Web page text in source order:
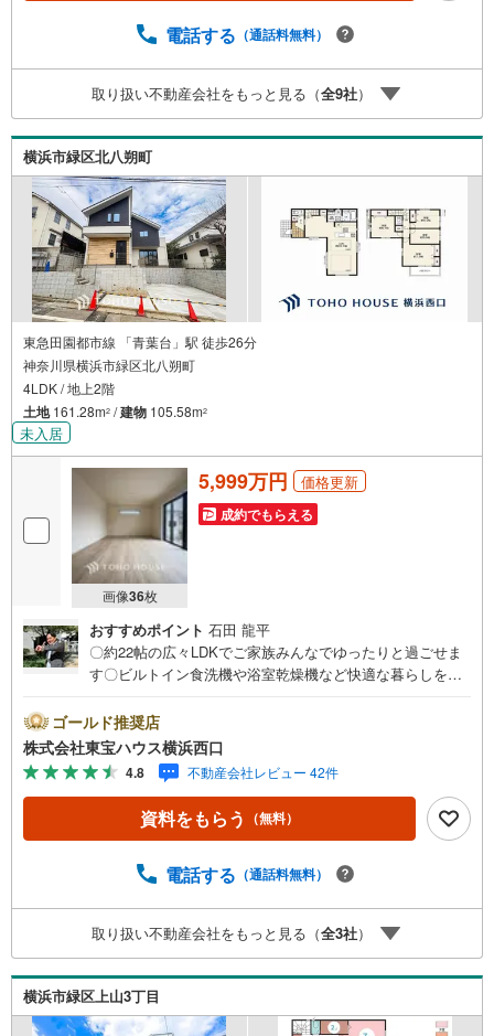
有効期限は付与日から60日です。ーーーーーーーーーーー
率/年利 0.95％（変動金利）※上記金利は 2026年8月時点 の
ものであり、実際の適用金利は融資実行時のものとなりま
す。金利情勢により表記の返済額と異なる場合がありま
す。ーーーーーーーーーーーーーーーーーーーーーーーー
ー
電話する （通話料無料）
取り扱い不動産会社をもっと見る（全9社）
横浜市緑区北八朔町
東急田園都市線 「青葉台」駅 徒歩26分
神奈川県横浜市緑区北八朔町
4LDK / 地上2階
土地161.28m2 /建物 105.58m2
未入居
画像36枚
5,999万円 価格更新
成約でもらえる
おすすめポイント 石田 龍平
〇約22帖の広々LDKでご家族みんなでゆったりと過ごせま
す〇ビルトイン食洗機や浴室乾燥機など快適な暮らしを彩
す（車種によります）ーーーーYahoo！ 不動産キャンペー
ン対象店舗ーーーー当店で物件を成約するとPayPayボーナ
スライトがもらえる「Yahoo！ 不動産 物件ご成約キャンペ
ーン」の対象になります。「資料をもらう」「見学予約を
する」ボタンからお問い合わせください。※必ずYahoo！ J
APAN IDでログインしてください。※PayPayボーナスライ
です。ーーーーーーーーーーーーーーーーーーーーーーー
利）※上記金利は 2026年8月時点 のものであり、実際の適
用金利は融資実行時のものとなります。金利情勢により表
記の返済額と異なる場合があります。ーーーーーーーーー
ーーーーーーーーーーーーーーーー
ゴールド推奨店
株式会社東宝ハウス横浜西口
4.8 不動産会社レビュー 42件
資料をもらう （無料）
電話する （通話料無料）
取り扱い不動産会社をもっと見る（全3社）
横浜市緑区上山3丁目